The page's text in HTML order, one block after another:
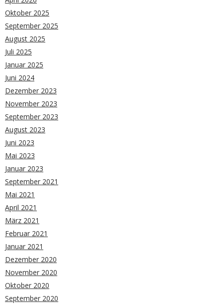
Oktober 2025
September 2025
August 2025
Juli 2025
Januar 2025
Juni 2024
Dezember 2023
November 2023
September 2023
August 2023
Juni 2023
Mai 2023
Januar 2023
September 2021
Mai 2021
April 2021
März 2021
Februar 2021
Januar 2021
Dezember 2020
November 2020
Oktober 2020
September 2020